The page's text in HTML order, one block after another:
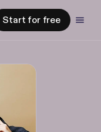
Start for free